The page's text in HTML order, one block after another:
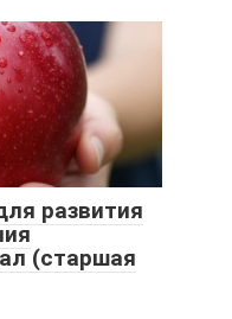
развития
(старшая